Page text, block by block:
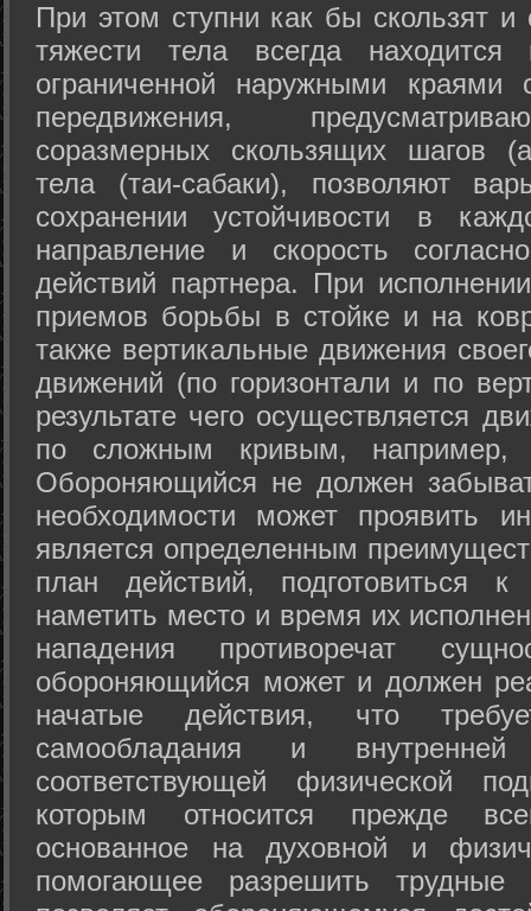
При этом ступни как бы скользят
тяжести тела всегда
ограниченной наружными краями
передвижения,
соразмерных скользящих шагов
тела (таи-сабаки), позволяют
сохранении устойчивости в
направление и скорость
действий партнера. При
приемов борьбы в стойке и на
также вертикальные движения
движений (по горизонтали и по
результате чего осуществляется
по сложным кривым, например,
Обороняющийся не должен
необходимости может проявить
является определенным
план действий, подготовиться
наметить место и время их
нападения противоречат
обороняющийся может и должен
начатые действия, что
самообладания и
соответствующей физической
которым относится прежде
основанное на духовной и
помогающее разрешить